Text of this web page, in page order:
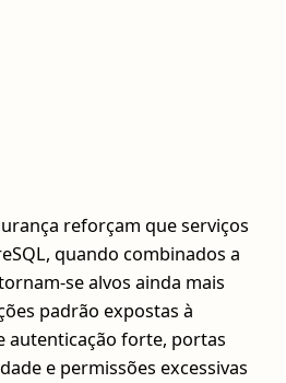
reforçam que serviços
quando combinados a
se alvos ainda mais
padrão expostas à
autenticação forte, portas
e permissões excessivas